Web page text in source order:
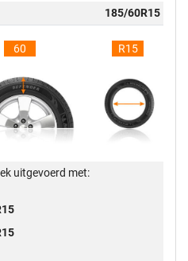
185/60R15
60 R15
uitgevoerd met: